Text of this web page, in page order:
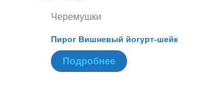
Черемушки
Пирог Вишневый йогурт-шейк
Подробнее